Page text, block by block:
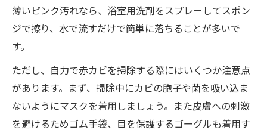
薄いピンク汚れなら、浴室用洗剤をスプレーしてスポン
ジで擦り、水で流すだけで簡単に落ちることが多いで
す。
ただし、自力で赤カビを掃除する際にはいくつか注意点
があります。まず、掃除中にカビの胞子や菌を吸い込ま
ないようにマスクを着用しましょう。また皮膚への刺激
を避けるためゴム手袋、目を保護するゴーグルも着用す